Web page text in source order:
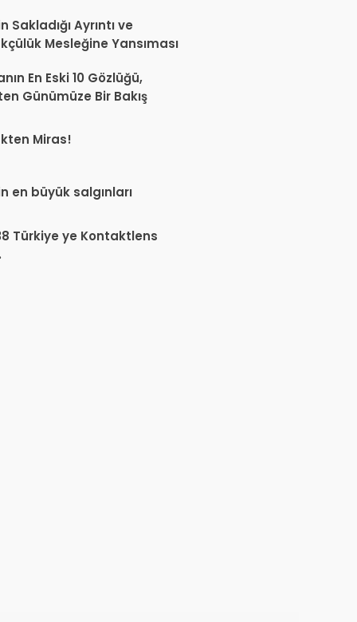
Sakladığı Ayrıntı ve
Mesleğine Yansıması
En Eski 10 Gözlüğü,
Günümüze Bir Bakış
Miras!
en büyük salgınları
Türkiye ye Kontaktlens